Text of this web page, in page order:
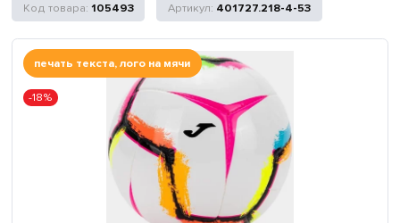
105493 401727.218-4-53
печать текста, лого на мячи
-18%